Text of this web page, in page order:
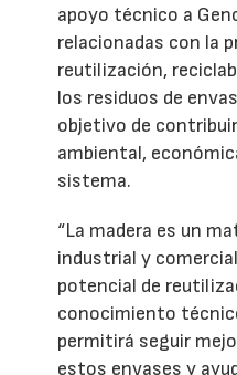
apoyo técnico a
relacionadas con la
reutilización,
los residuos de
objetivo de
ambiental,
sistema.
“La madera es un
industrial y
potencial de
conocimiento
permitirá seguir
estos envases y